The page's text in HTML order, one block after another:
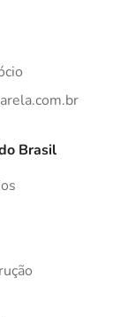
Brasil